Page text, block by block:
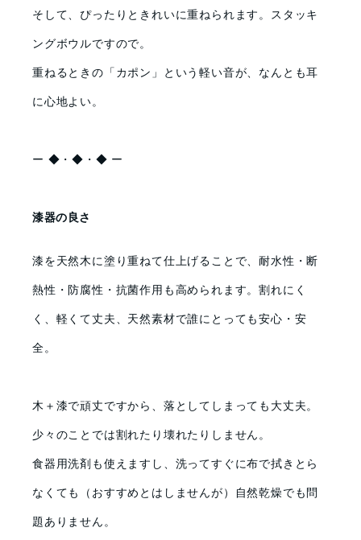
そして、ぴったりときれいに重ねられます。スタッキ
ングボウルですので。
重ねるときの「カポン」という軽い音が、なんとも耳
に心地よい。
ー ◆・◆・◆ ー
漆器の良さ
漆を天然木に塗り重ねて仕上げることで、耐水性・断
熱性・防腐性・抗菌作用も高められます。割れにく
く、軽くて丈夫、天然素材で誰にとっても安心・安
全。
木＋漆で頑丈ですから、落としてしまっても大丈夫。
少々のことでは割れたり壊れたりしません。
食器用洗剤も使えますし、洗ってすぐに布で拭きとら
なくても（おすすめとはしませんが）自然乾燥でも問
題ありません。